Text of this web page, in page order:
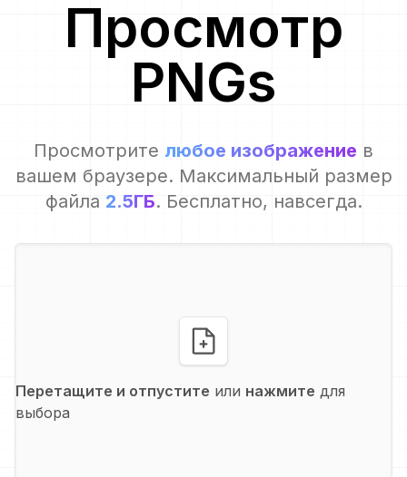
Просмотр
PNGs
Просмотрите любое изображение в
вашем браузере. Максимальный размер
файла 2.5ГБ. Бесплатно, навсегда.
Перетащите и отпустите или нажмите для
выбора